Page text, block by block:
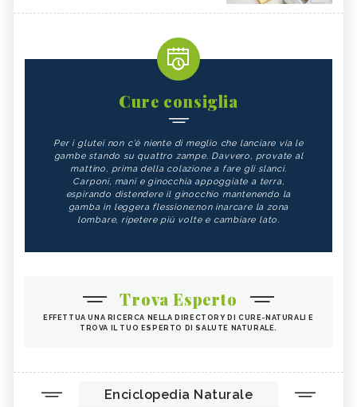
Cure consiglia
Per i glutei non c'è niente di meglio che lanciare via le
gambe stando su quattro zampe. Davvero, provate al
mattino, prima della colazione a fare gli slanci.
Carponi, mani e ginocchia appoggiate a terra,
espirando distendere il ginocchio mantenendo la
gamba in leggera flessione;non inarcare la zona
lombare, ripetere più volte e cambiare lato.
Trova Esperto
EFFETTUA UNA RICERCA NELLA DIRECTORY DI CURE-NATURALI E
TROVA IL TUO ESPERTO DI SALUTE NATURALE.
Enciclopedia Naturale